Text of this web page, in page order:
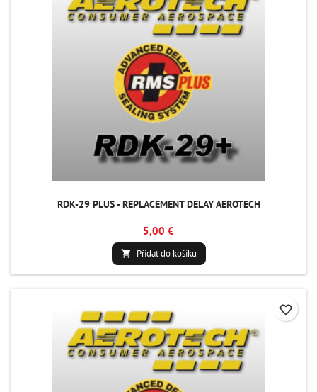
RDK-29 PLUS - REPLACEMENT DELAY AEROTECH
5,00 €
 Přidat do košíku
favorite_border